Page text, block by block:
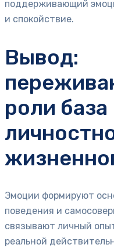
поддерживающий
и спокойствие.
Вывод:
роли база
Эмоции формируют
поведения и
связывают личный
реальной